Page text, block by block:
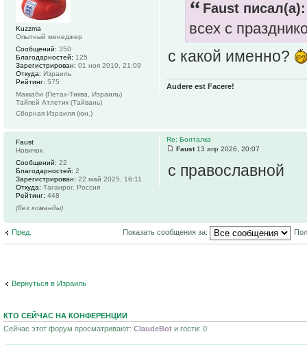
Faust писал(а):
всех с
с какой именно?
Audere est Facere!
Kuzzma
Опытный менеджер
Сообщений: 350
Благодарностей: 125
Зарегистрирован: 01 ноя 2010, 21:09
Откуда: Израиль
Рейтинг: 575
Маккаби (Петах-Тиква, Израиль)
Тайпей Атлетик (Тайвань)
Сборная Израиля (юн.)
Re: Болталка
Faust13 апр 2026, 20:07
с православной
Faust
Новичок
Сообщений: 22
Благодарностей: 2
Зарегистрирован: 22 май 2025, 16:11
Откуда: Таганрог, Россия
Рейтинг: 448
(без команды)
Пред. Показать сообщения за:
Вернуться в Израиль
КТО СЕЙЧАС НА КОНФЕРЕНЦИИ
Сейчас этот форум просматривают: ClaudeBot и гости: 0